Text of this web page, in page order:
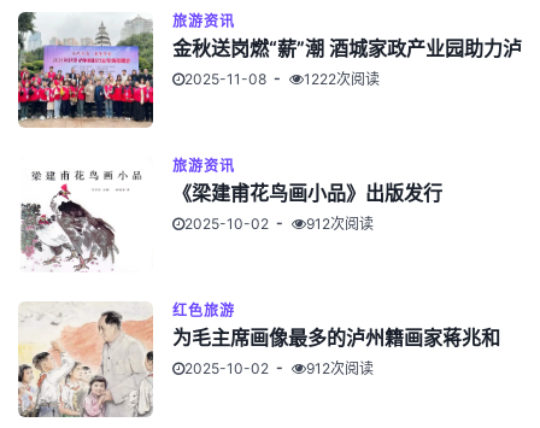
旅游资讯
金秋送岗燃“薪”潮 酒城家政产业园助力泸
2025-11-08 1222次阅读
旅游资讯
《梁建甫花鸟画小品》出版发行
2025-10-02 912次阅读
红色旅游
为毛主席画像最多的泸州籍画家蒋兆和
2025-10-02 912次阅读